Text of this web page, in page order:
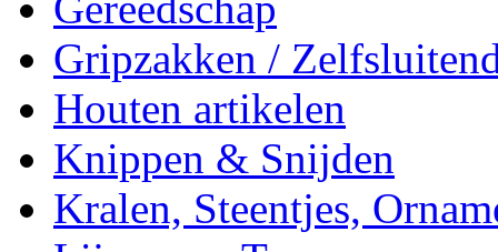
Gripzakken /
Houten artikelen
Knippen & Snijden
Kralen, Steentjes,